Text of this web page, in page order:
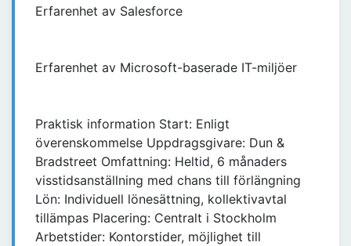
Erfarenhet av Salesforce
Erfarenhet av Microsoft-baserade IT-miljöer
Praktisk information Start: Enligt
överenskommelse Uppdragsgivare: Dun &
Bradstreet Omfattning: Heltid, 6 månaders
visstidsanställning med chans till förlängning
Lön: Individuell lönesättning, kollektivavtal
tillämpas Placering: Centralt i Stockholm
Arbetstider: Kontorstider, möjlighet till